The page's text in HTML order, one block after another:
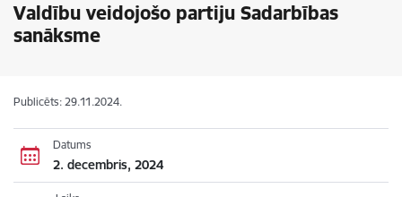
Valdību veidojošo partiju Sadarbības
sanāksme
Publicēts: 29.11.2024.
Datums
2. decembris, 2024